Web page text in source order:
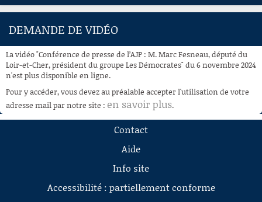
ACCUEIL
À LA DEMANDE
RECHERCHE
AIDE À LA DÉCOUPE
DE VIDÉOS
DEMANDE DE VIDÉO
La vidéo "Conférence de presse de l’AJP : M. Marc Fesneau, député du
Loir-et-Cher, président du groupe Les Démocrates" du 6 novembre 2024
n'est plus disponible en ligne.
Pour y accéder, vous devez au préalable accepter l'utilisation de votre
adresse mail par notre site : en savoir plus.
Contact
Aide
Info site
Accessibilité : partiellement conforme